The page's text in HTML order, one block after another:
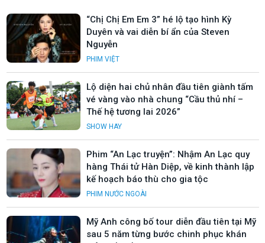
“Chị Chị Em Em 3” hé lộ tạo hình Kỳ
Duyên và vai diễn bí ẩn của Steven
Nguyễn
PHIM VIỆT
Lộ diện hai chủ nhân đầu tiên giành tấm
vé vàng vào nhà chung “Cầu thủ nhí –
Thế hệ tương lai 2026”
SHOW HAY
Phim “An Lạc truyện”: Nhậm An Lạc quy
hàng Thái tử Hàn Diệp, về kinh thành lập
kế hoạch báo thù cho gia tộc
PHIM NƯỚC NGOÀI
Mỹ Anh công bố tour diễn đầu tiên tại Mỹ
sau 5 năm từng bước chinh phục khán